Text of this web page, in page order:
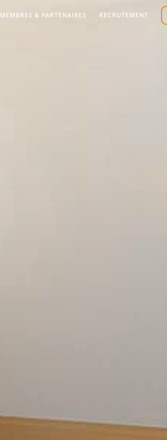
MEMBRES & PARTENAIRES RECRUTEMENT